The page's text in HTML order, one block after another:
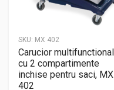
SKU: MX 402
Carucior multifunctional
cu 2 compartimente
inchise pentru saci, MX
402